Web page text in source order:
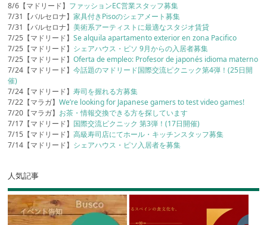
8/6【マドリード】 ファッションEC営業スタッフ募集
7/31【バルセロナ】家具付きPisoのシェアメート募集
7/31【バルセロナ】美術系アーティストに最適なスタジオ賃貸
7/25【マドリード】Se alquila apartamento exterior en zona Pacifico
7/25【マドリード】 シェアハウス・ピソ 9月からの入居者募集
7/25【マドリード】Oferta de empleo: Profesor de japonés idioma materno
7/24【マドリード】今話題のマドリード国際交流ピクニック第4弾！(25日開
催)
7/24【マドリード】寿司を握れる方募集
7/22【マラガ】We’re looking for Japanese gamers to test video games!
7/20【マラガ】 お茶・情報交換できる方を探しています
7/17【マドリード】 国際交流ピクニック 第3弾！(17日開催)
7/15【マドリード】高級寿司店にてホール・キッチンスタッフ募集
7/14【マドリード】 シェアハウス・ピソ入居者を募集
人気記事